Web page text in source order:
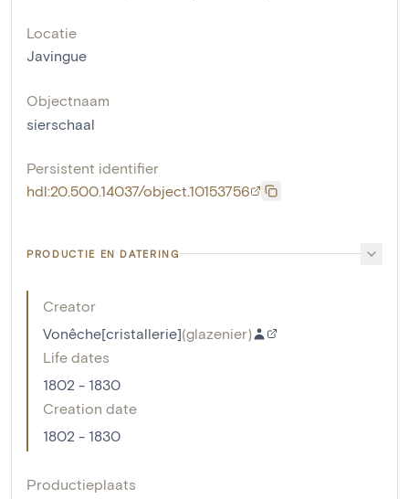
Locatie
Javingue
Objectnaam
sierschaal
Persistent identifier
hdl:20.500.14037/object.10153756
PRODUCTIE EN DATERING
Creator
Vonêche[cristallerie](glazenier)
Life dates
1802 - 1830
Creation date
1802 - 1830
Productieplaats